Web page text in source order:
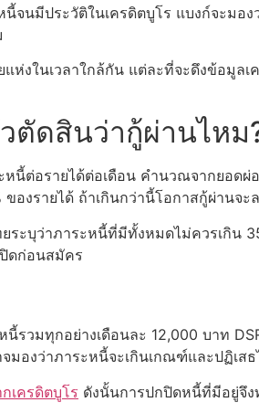
นี้จนมีประวัติในเครดิตบูโร แบงก์จะม
งในเวลาใกล้กัน แต่ละที่จะดึงข้อมูลเ
ตัดสินว่ากู้ผ่านไหม
นี้ต่อรายได้ต่อเดือน คำนวณจากยอด
องรายได้ ถ้าเกินกว่านี้โอกาสกู้ผ่านจะ
ระบุว่าภาระหนี้ที่มีทั้งหมดไม่ควรเกิน
ดก่อนสมัคร
วมทุกอย่างเดือนละ 12,000 บาท
องว่าภาระหนี้จะเกินเกณฑ์และปฏิเส
เครดิตบูโร ดังนั้นการปกปิดหนี้ที่มีอยู่จึง